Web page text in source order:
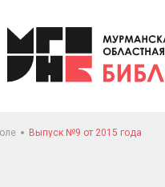
Выпуск №9 от 2015 года